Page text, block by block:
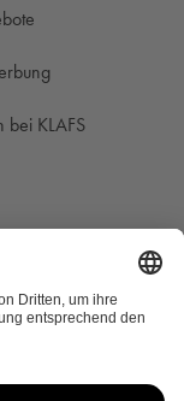
bei KLAFS